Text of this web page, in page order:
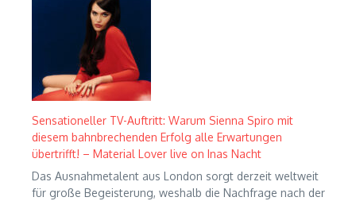
Sensationeller TV-Auftritt: Warum Sienna Spiro mit
diesem bahnbrechenden Erfolg alle Erwartungen
übertrifft! – Material Lover live on Inas Nacht
Das Ausnahmetalent aus London sorgt derzeit weltweit
für große Begeisterung, weshalb die Nachfrage nach der